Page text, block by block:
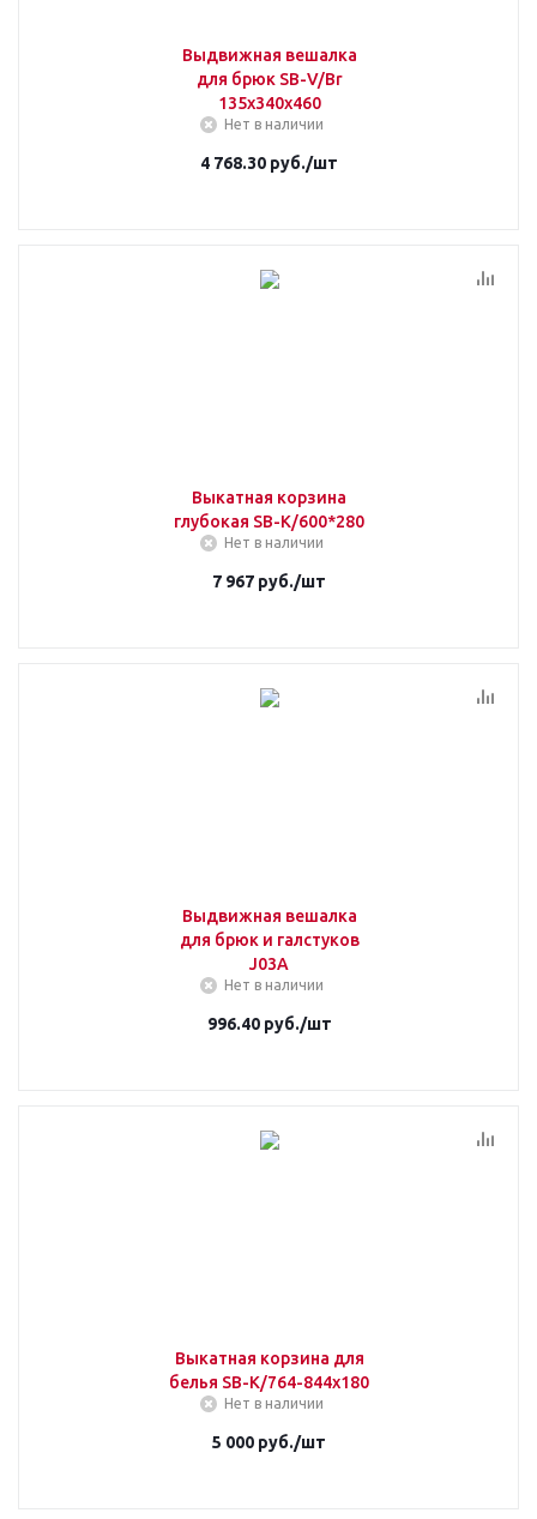
Выдвижная вешалка
для брюк SB-V/Br
135х340х460
Нет в наличии
4 768.30 руб./шт
Выкатная корзина
глубокая SB-K/600*280
Нет в наличии
7 967 руб./шт
Выдвижная вешалка
для брюк и галстуков
J03А
Нет в наличии
996.40руб./шт
Выкатная корзина для
белья SB-K/764-844x180
Нет в наличии
5 000 руб./шт